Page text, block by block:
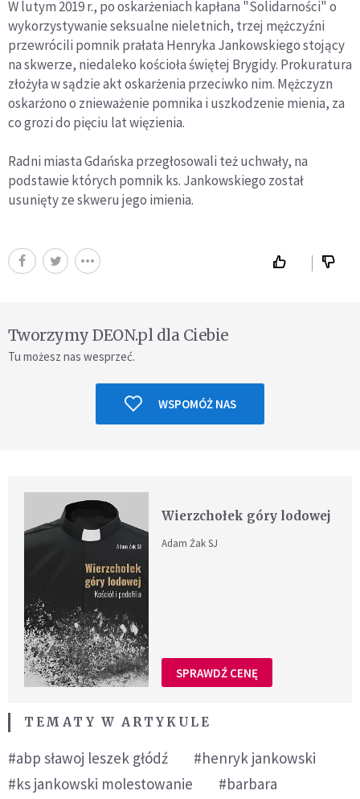
W lutym 2019 r., po oskarżeniach kapłana "Solidarności" o
wykorzystywanie seksualne nieletnich, trzej mężczyźni
przewrócili pomnik prałata Henryka Jankowskiego stojący
na skwerze, niedaleko kościoła świętej Brygidy. Prokuratura
złożyła w sądzie akt oskarżenia przeciwko nim. Mężczyzn
oskarżono o znieważenie pomnika i uszkodzenie mienia, za
co grozi do pięciu lat więzienia.
Radni miasta Gdańska przegłosowali też uchwały, na
podstawie których pomnik ks. Jankowskiego został
usunięty ze skweru jego imienia.
Tworzymy DEON.pl dla Ciebie
Tu możesz nas wesprzeć.
WSPOMÓŻ NAS
Wierzchołek góry lodowej
Adam Żak SJ
SPRAWDŹ CENĘ
TEMATY W ARTYKULE
#abp sławoj leszek głódź
#henryk jankowski
#ks jankowski molestowanie
#barbara